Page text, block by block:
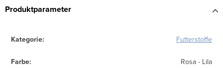
Produktparameter
Kategorie: Futterstoffe
Farbe: Rosa - Lila